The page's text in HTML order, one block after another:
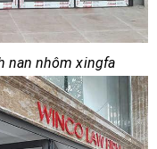
nan nhôm xingfa